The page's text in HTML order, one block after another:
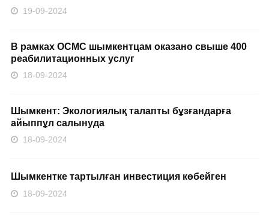
19-09-2024
В рамках ОСМС шымкентцам оказано свыше 400
реабилитационных услуг
18-09-2024
Шымкент: Экологиялық талапты бұзғандарға
айыппұл салынуда
18-09-2024
Шымкентке тартылған инвестиция көбейген
18-09-2024